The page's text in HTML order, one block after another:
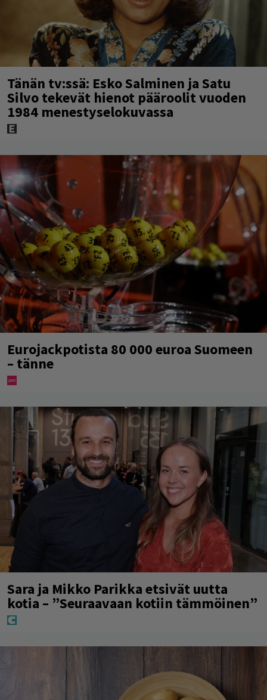
Tänän tv:ssä: Esko Salminen ja Satu
Silvo tekevät hienot pääroolit vuoden
1984 menestyselokuvassa
Eurojackpotista 80 000 euroa Suomeen
– tänne
Sara ja Mikko Parikka etsivät uutta
kotia – ”Seuraavaan kotiin tämmöinen”